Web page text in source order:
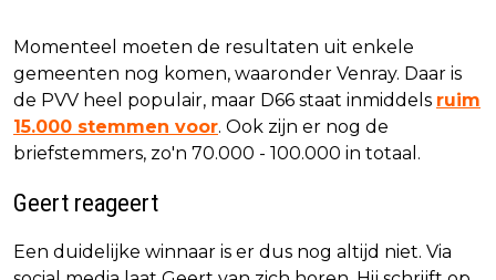
Momenteel moeten de resultaten uit enkele
gemeenten nog komen, waaronder Venray. Daar is
de PVV heel populair, maar D66 staat inmiddels ruim
15.000 stemmen voor. Ook zijn er nog de
briefstemmers, zo'n 70.000 - 100.000 in totaal.
Geert reageert
Een duidelijke winnaar is er dus nog altijd niet. Via